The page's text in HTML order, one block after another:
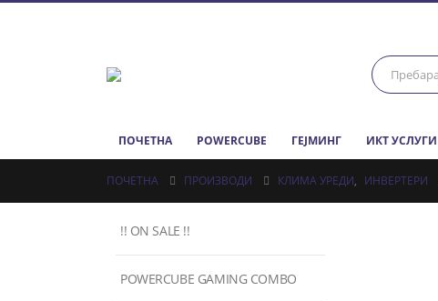
ПОЧЕТНА POWERCUBE ГЕЈМИНГ ИКТ УСЛУГИ
ПОЧЕТНА ПРОИЗВОДИ КЛИМА УРЕДИ, ИНВЕРТЕРИ
!! ON SALE !!
POWERCUBE GAMING COMBO